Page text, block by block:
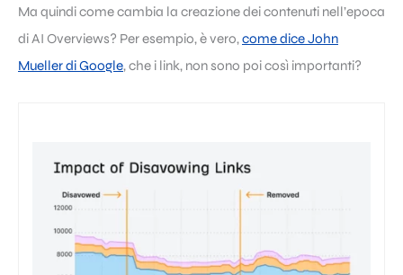
Ma quindi come cambia la creazione dei contenuti nell’epoca
di AI Overviews? Per esempio, è vero,come dice John
Mueller di Google, che i link, non sono poi così importanti?